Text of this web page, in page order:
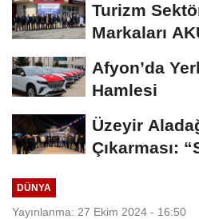
Turizm
Markaları
Afyon’da
Hamlesi
Üzeyir
Çıkarması:
DÜNYA
Yayınlanma: 27 Ekim 2024 - 16:50